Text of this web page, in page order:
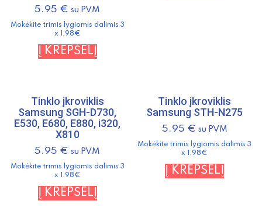
5.95 € su PVM
Mokėkite trimis lygiomis dalimis 3
x 1.98€
Į KREPŠELĮ
Tinklo įkroviklis
Samsung SGH-D730,
E530, E680, E880, i320,
X810
5.95 € su PVM
Mokėkite trimis lygiomis dalimis 3
x 1.98€
Į KREPŠELĮ
Tinklo įkroviklis
Samsung STH-N275
5.95 € su PVM
Mokėkite trimis lygiomis dalimis 3
x 1.98€
Į KREPŠELĮ